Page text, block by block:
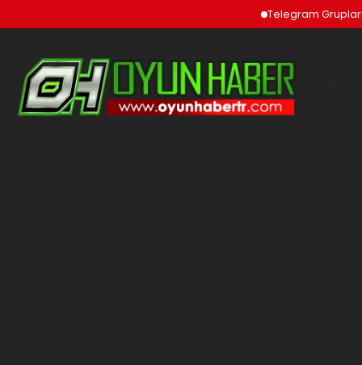
Telegram Grupları